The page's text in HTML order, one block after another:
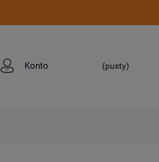
(pusty)
Konto